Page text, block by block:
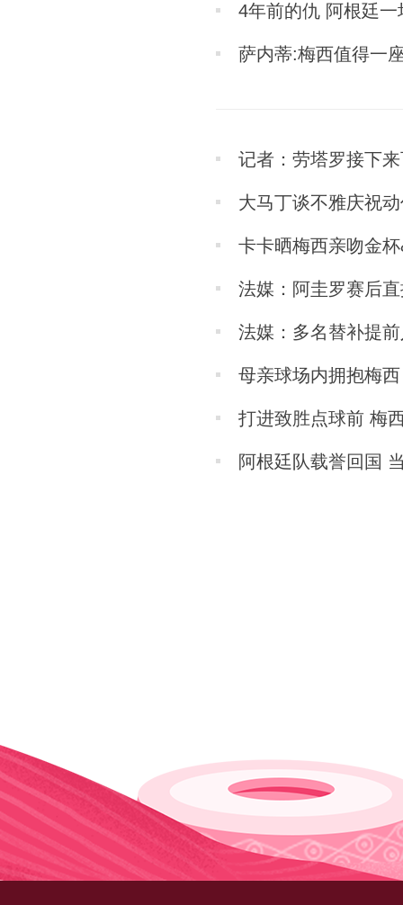
4年前的仇 阿根廷
萨内蒂:梅西值得一
记者：劳塔罗接下
大马丁谈不雅庆祝
卡卡晒梅西亲吻金
法媒：阿圭罗赛后
法媒：多名替补提
母亲球场内拥抱梅
打进致胜点球前 梅
阿根廷队载誉回国